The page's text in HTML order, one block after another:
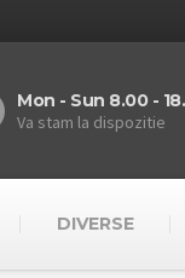
Mon - Sun 8.00 -
Va stam la dispozitie
DIVERSE